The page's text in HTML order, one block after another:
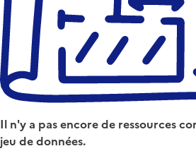
Il n'y a pas encore de ressources
jeu de données.